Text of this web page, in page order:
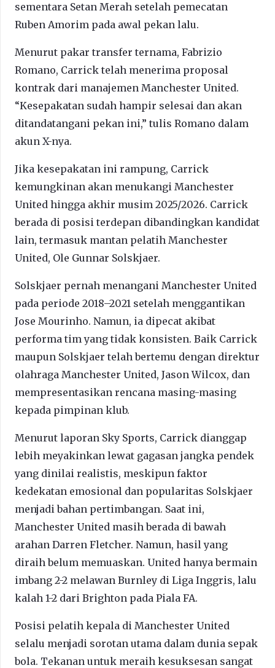
sementara Setan Merah setelah pemecatan
Ruben Amorim pada awal pekan lalu.
Menurut pakar transfer ternama, Fabrizio
Romano, Carrick telah menerima proposal
kontrak dari manajemen Manchester United.
“Kesepakatan sudah hampir selesai dan akan
ditandatangani pekan ini,” tulis Romano dalam
akun X-nya.
Jika kesepakatan ini rampung, Carrick
kemungkinan akan menukangi Manchester
United hingga akhir musim 2025/2026. Carrick
berada di posisi terdepan dibandingkan kandidat
lain, termasuk mantan pelatih Manchester
United, Ole Gunnar Solskjaer.
Solskjaer pernah menangani Manchester United
pada periode 2018–2021 setelah menggantikan
Jose Mourinho. Namun, ia dipecat akibat
performa tim yang tidak konsisten. Baik Carrick
maupun Solskjaer telah bertemu dengan direktur
olahraga Manchester United, Jason Wilcox, dan
mempresentasikan rencana masing-masing
kepada pimpinan klub.
Menurut laporan Sky Sports, Carrick dianggap
lebih meyakinkan lewat gagasan jangka pendek
yang dinilai realistis, meskipun faktor
kedekatan emosional dan popularitas Solskjaer
menjadi bahan pertimbangan. Saat ini,
Manchester United masih berada di bawah
arahan Darren Fletcher. Namun, hasil yang
diraih belum memuaskan. United hanya bermain
imbang 2-2 melawan Burnley di Liga Inggris, lalu
kalah 1-2 dari Brighton pada Piala FA.
Posisi pelatih kepala di Manchester United
selalu menjadi sorotan utama dalam dunia sepak
bola. Tekanan untuk meraih kesuksesan sangat